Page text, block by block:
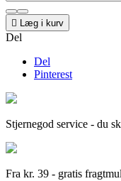
 Læg i kurv
Del
Del
Pinterest
Stjernegod service - du
Fra kr. 39 - gratis